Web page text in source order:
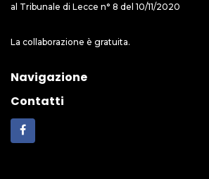
al Tribunale di Lecce n° 8 del 10/11/2020
La collaborazione è gratuita.
Navigazione
Contatti